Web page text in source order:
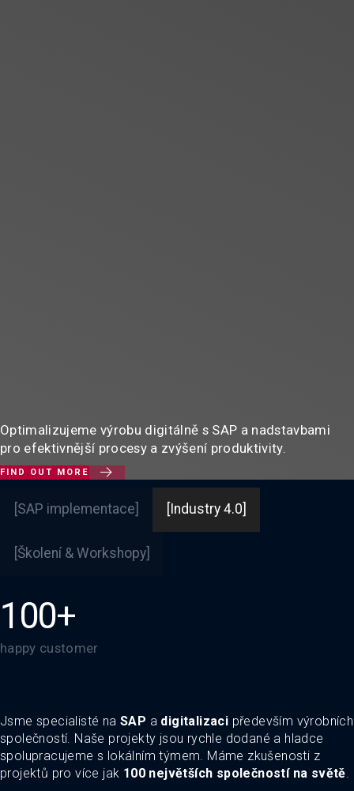
Optimalizujeme výrobu digitálně s SAP a nadstavbami
pro efektivnější procesy a zvýšení produktivity.
FIND OUT MORE 
[SAP implementace] [Industry 4.0]
[Školení & Workshopy]
100+
happy customer
Jsme specialisté na SAP a digitalizaci především výrobních
společností. Naše projekty jsou rychle dodané a hladce
spolupracujeme s lokálním týmem. Máme zkušenosti z
projektů pro více jak 100 největších společností na světě